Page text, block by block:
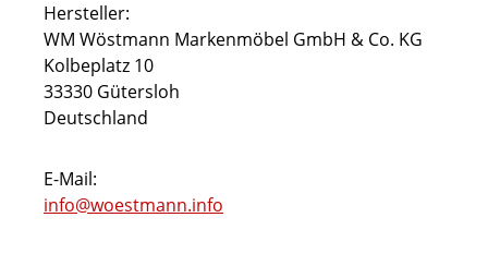
Hersteller:
WM Wöstmann Markenmöbel GmbH & Co. KG
Kolbeplatz 10
33330 Gütersloh
Deutschland
E-Mail:
info@woestmann.info